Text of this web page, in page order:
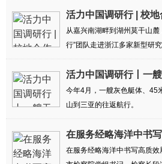
活力中国调研行 | 校
从嘉兴南湖畔到湖州莫干山
行”团队走进浙江多家新型研
活力中国调研行丨一
今年4月，一艘灰色艇体、45
山到三亚的往返航行。
在服务经略海洋中书
在服务经略海洋中书写高质